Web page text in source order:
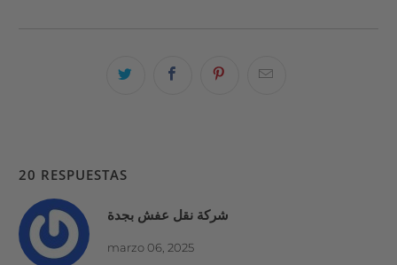
20 RESPUESTAS
شركة نقل عفش بجدة
marzo 06, 2025